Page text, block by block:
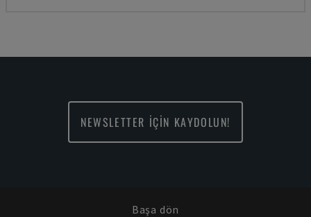
NEWSLETTER İÇİN KAYDOLUN!
Başa dön